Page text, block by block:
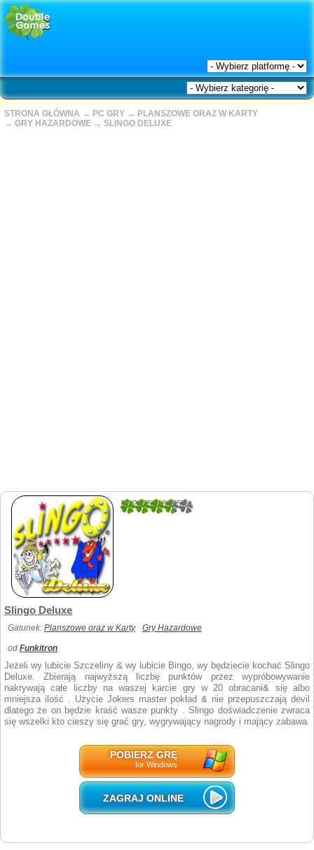
STRONA GŁÓWNA → PC GRY → PLANSZOWE ORAZ W KARTY
→ GRY HAZARDOWE → SLINGO DELUXE
3.120253164557
Slingo Deluxe
Gatunek: Planszowe oraz w Karty Gry Hazardowe
od Funkitron
Jeżeli wy lubicie Szczeliny & wy lubicie Bingo, wy będziecie kochać Slingo
Deluxe. Zbierają najwyższą liczbę punktów przez wypróbowywanie
nakrywają całe liczby na waszej karcie gry w 20 obracani& się albo
mniejsza ilość . Użycie Jokers master pokład & nie przepuszczają devil
dlatego że on będzie kraść wasze punkty . Slingo doświadczenie zwraca
się wszelki kto cieszy się grać gry, wygrywający nagrody i mający zabawa.
POBIERZ GRĘ
for Windows
ZAGRAJ ONLINE